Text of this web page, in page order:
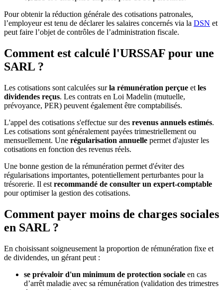
Pour obtenir la réduction générale des cotisations patronales,
l’employeur est tenu de déclarer les salaires concernés via la DSN et
peut faire l’objet de contrôles de l’administration fiscale.
Comment est calculé l'URSSAF pour une
SARL ?
Les cotisations sont calculées surla rémunération perçue et les
dividendes reçus. Les contrats en Loi Madelin (mutuelle,
prévoyance, PER) peuvent également être comptabilisés.
L'appel des cotisations s'effectue sur des revenus annuels estimés.
Les cotisations sont généralement payées trimestriellement ou
mensuellement. Une régularisation annuelle permet d'ajuster les
cotisations en fonction des revenus réels.
Une bonne gestion de la rémunération permet d'éviter des
régularisations importantes, potentiellement perturbantes pour la
trésorerie. Il est recommandé de consulter un expert-comptable
pour optimiser la gestion des cotisations.
Comment payer moins de charges sociales
en SARL ?
En choisissant soigneusement la proportion de rémunération fixe et
de dividendes, un gérant peut :
se prévaloir d'un minimum de protection sociale en cas
d’arrêt maladie avec sa rémunération (validation des trimestres